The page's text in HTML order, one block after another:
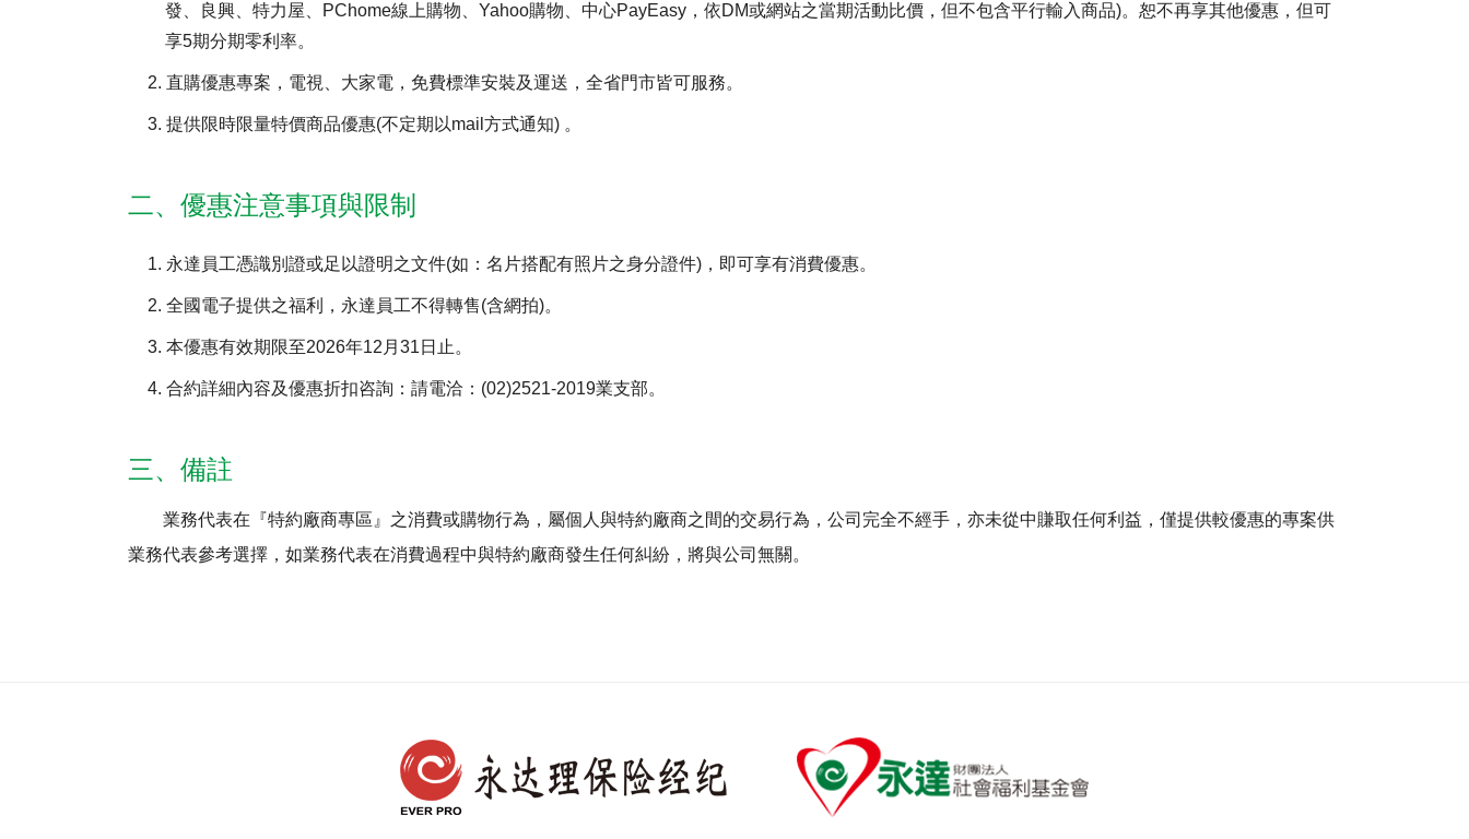
發、良興、特力屋、PChome線上購物、Yahoo購物、中心PayEasy，依DM或網站之當期活動比價，但不包含平行輸入商品)。恕不再享其他優惠，但可
享5期分期零利率。
2. 直購優惠專案，電視、大家電，免費標準安裝及運送，全省門市皆可服務。
3. 提供限時限量特價商品優惠(不定期以mail方式通知) 。
二、優惠注意事項與限制
1. 永達員工憑識別證或足以證明之文件(如：名片搭配有照片之身分證件)，即可享有消費優惠。
2. 全國電子提供之福利，永達員工不得轉售(含網拍)。
3. 本優惠有效期限至2026年12月31日止。
4. 合約詳細內容及優惠折扣咨詢：請電洽：(02)2521-2019業支部。
三、備註
業務代表在『特約廠商專區』之消費或購物行為，屬個人與特約廠商之間的交易行為，公司完全不經手，亦未從中賺取任何利益，僅提供較優惠的專案供
業務代表參考選擇，如業務代表在消費過程中與特約廠商發生任何糾紛，將與公司無關。